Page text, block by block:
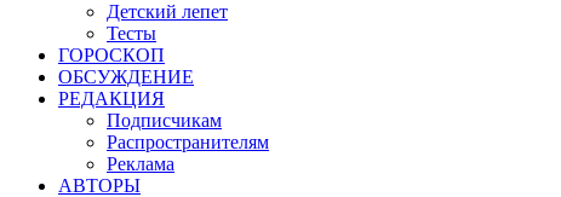
Детский лепет
Тесты
ГОРОСКОП
ОБСУЖДЕНИЕ
РЕДАКЦИЯ
Подписчикам
Распространителям
Реклама
АВТОРЫ